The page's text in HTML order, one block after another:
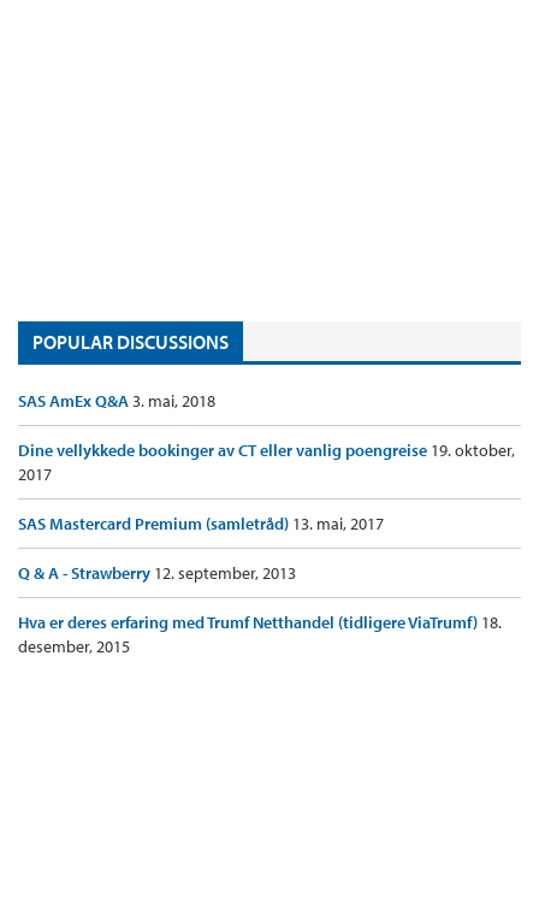
POPULAR DISCUSSIONS
SAS AmEx Q&A3. mai, 2018
Dine vellykkede bookinger av CT eller vanlig poengreise 19. oktober,
2017
SAS Mastercard Premium (samletråd) 13. mai, 2017
Q & A - Strawberry 12. september, 2013
Hva er deres erfaring med Trumf Netthandel (tidligere ViaTrumf) 18.
desember, 2015